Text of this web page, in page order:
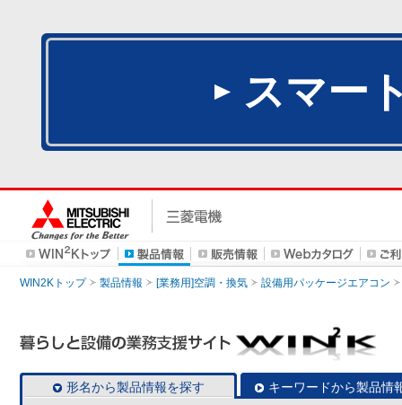
スマー
WIN2Kトップ 製品情報 [業務用]空調・換気 設備用パッケージエアコン
形名から製品情報を探す キーワードから製品情